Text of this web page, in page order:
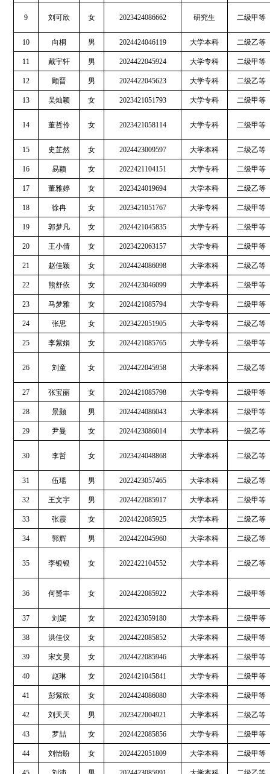
9 刘可欣 女 2023424086662 研究生 二级甲等
10 向桐 男 2024424046119 大学本科 二级乙等
11 戴宇轩 男 2024422045924 大学专科 二级甲等
12 顾晋 男 2024422045623 大学专科 二级乙等
13 吴灿颖 女 2023421051793 大学专科 二级甲等
14 董哲伶 女 2023421058114 大学专科 二级甲等
15 史芷然 女 2024423009597 大学本科 二级乙等
16 易颖 女 2022421104151 大学专科 二级甲等
17 董雅婷 女 2023424019694 大学本科 二级乙等
18 徐冉 女 2023421051767 大学专科 二级甲等
19 郭梦凡 女 2024421045835 大学专科 二级甲等
20 王小倩 女 2023422063157 大学专科 二级甲等
21 赵佳颖 女 2024424086098 大学本科 二级乙等
22 熊舒依 女 2024423046099 大学本科 二级甲等
23 马梦雅 女 2024421085794 大学专科 二级甲等
24 张思 女 2023422051905 大学专科 二级乙等
25 李紫娟 女 2024421085765 大学专科 二级甲等
26 刘童 女 2024422045958 大学本科 二级乙等
27 张宝丽 女 2024421085798 大学专科 二级甲等
28 景颢 男 2024424086043 大学本科 二级甲等
29 尹曼 女 2024423086014 大学本科 一级乙等
30 李哲 女 2023424048868 大学本科 二级乙等
31 伍瑶 男 2022423057465 大学本科 二级乙等
32 王文宇 男 2024422085917 大学本科 二级甲等
33 张霞 女 2024422085925 大学本科 二级乙等
34 郭辉 男 2024422045960 大学本科 二级乙等
35 李银银 女 2022422104552 大学本科 二级乙等
36 何赟丰 女 2024422085922 大学本科 二级甲等
37 刘妮 女 2022423059180 大学本科 二级甲等
38 洪佳仪 女 2024422085852 大学本科 二级甲等
39 宋文昊 女 2024422085946 大学本科 二级甲等
40 赵琳 女 2024421045841 大学专科 二级甲等
41 彭紫欣 女 2024424086080 大学本科 二级甲等
42 刘天天 男 2023422004921 大学本科 二级乙等
43 罗喆 女 2024422085856 大学专科 二级甲等
44 刘怡盼 女 2024422051809 大学本科 二级甲等